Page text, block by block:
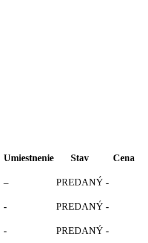
Umiestnenie Stav
Cena
– PREDANÝ -
- PREDANÝ -
- PREDANÝ -